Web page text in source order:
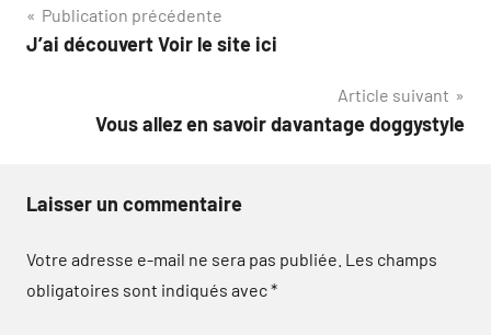
Navigation
de
Publication précédente
J’ai découvert Voir le site ici
Article suivant
Vous allez en savoir davantage doggystyle
Laisser un commentaire
Votre adresse e-mail ne sera pas publiée. Les champs
obligatoires sont indiqués avec*